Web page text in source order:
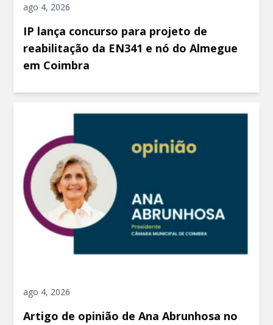
ago 4, 2026
IP lança concurso para projeto de
reabilitação da EN341 e nó do Almegue
em Coimbra
ago 4, 2026
Artigo de opinião de Ana Abrunhosa no